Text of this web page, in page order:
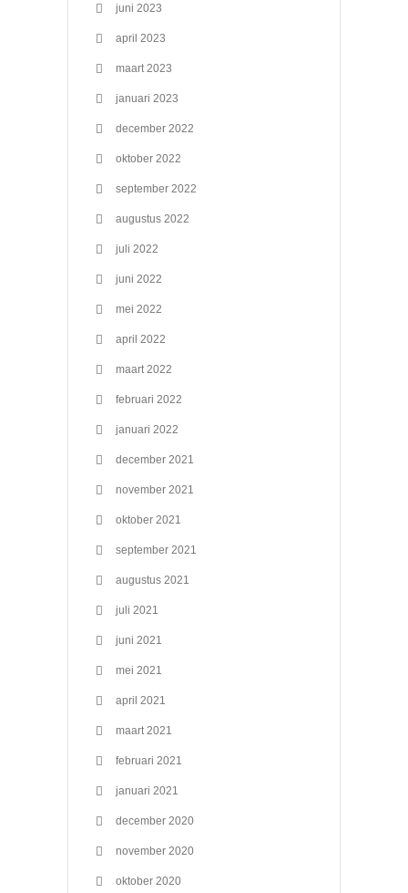
juni 2023
april 2023
maart 2023
januari 2023
december 2022
oktober 2022
september 2022
augustus 2022
juli 2022
juni 2022
mei 2022
april 2022
maart 2022
februari 2022
januari 2022
december 2021
november 2021
oktober 2021
september 2021
augustus 2021
juli 2021
juni 2021
mei 2021
april 2021
maart 2021
februari 2021
januari 2021
december 2020
november 2020
oktober 2020